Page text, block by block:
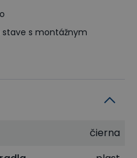
s montážnym
čierna